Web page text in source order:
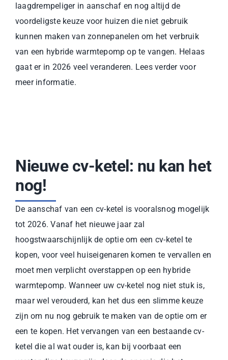
laagdrempeliger in aanschaf en nog altijd de
voordeligste keuze voor huizen die niet gebruik
kunnen maken van zonnepanelen om het verbruik
van een hybride warmtepomp op te vangen. Helaas
gaat er in 2026 veel veranderen. Lees verder voor
meer informatie.
Nieuwe cv-ketel: nu kan het
nog!
De aanschaf van een cv-ketel is vooralsnog mogelijk
tot 2026. Vanaf het nieuwe jaar zal
hoogstwaarschijnlijk de optie om een cv-ketel te
kopen, voor veel huiseigenaren komen te vervallen en
moet men verplicht overstappen op een hybride
warmtepomp. Wanneer uw cv-ketel nog niet stuk is,
maar wel verouderd, kan het dus een slimme keuze
zijn om nu nog gebruik te maken van de optie om er
een te kopen. Het vervangen van een bestaande cv-
ketel die al wat ouder is, kan bij voorbaat een